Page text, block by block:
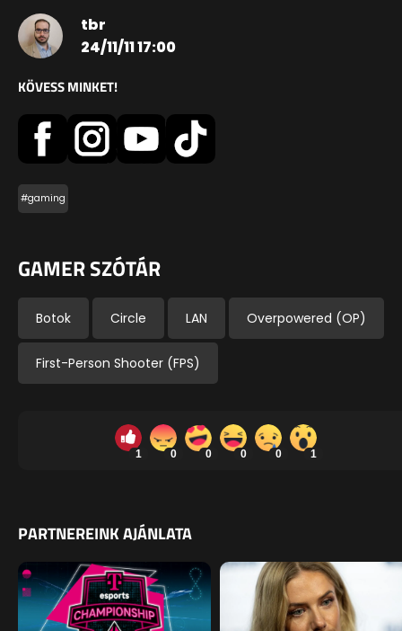
tbr
24/11/11 17:00
KÖVESS MINKET!
#gaming
GAMER SZÓTÁR
Botok Circle LAN Overpowered (OP)
First-Person Shooter (FPS)
1 0 0 0 0 1
PARTNEREINK AJÁNLATA